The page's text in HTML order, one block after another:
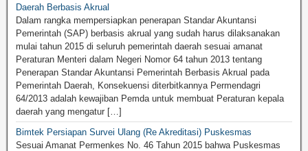
Daerah Berbasis Akrual
Dalam rangka mempersiapkan penerapan Standar Akuntansi
Pemerintah (SAP) berbasis akrual yang sudah harus dilaksanakan
mulai tahun 2015 di seluruh pemerintah daerah sesuai amanat
Peraturan Menteri dalam Negeri Nomor 64 tahun 2013 tentang
Penerapan Standar Akuntansi Pemerintah Berbasis Akrual pada
Pemerintah Daerah, Konsekuensi diterbitkannya Permendagri
64/2013 adalah kewajiban Pemda untuk membuat Peraturan kepala
daerah yang mengatur […]
Bimtek Persiapan Survei Ulang (Re Akreditasi) Puskesmas
Sesuai Amanat Permenkes No. 46 Tahun 2015 bahwa Puskesmas